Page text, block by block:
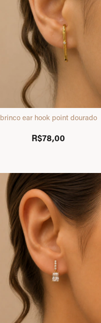
brinco ear hook point dourado
R$78,00